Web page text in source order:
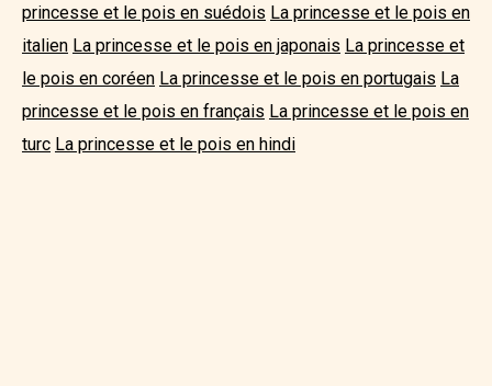
princesse et le pois en suédois La princesse et le pois en
italien La princesse et le pois en japonais La princesse et
le pois en coréen La princesse et le pois en portugais La
princesse et le pois en français La princesse et le pois en
turc La princesse et le pois en hindi